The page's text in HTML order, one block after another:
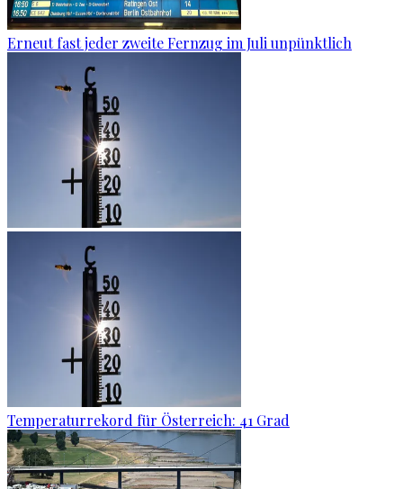
Erneut fast jeder zweite Fernzug im Juli unpünktlich
Temperaturrekord für Österreich: 41 Grad